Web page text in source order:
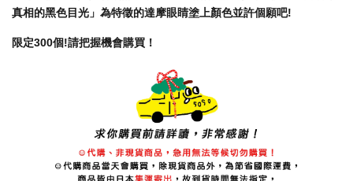
真相的黑色目光」為特徵的達摩眼睛塗上顏色並許個願吧!
限定300個!請把握機會購買！